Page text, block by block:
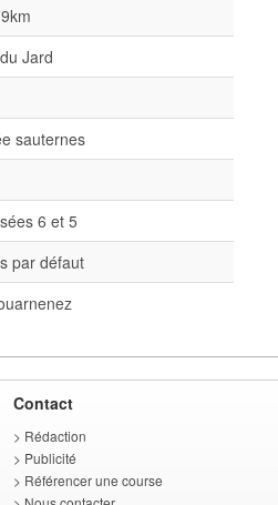
Jard
sauternes
6 et 5
par défaut
Contact
> Rédaction
> Publicité
> Référencer une course